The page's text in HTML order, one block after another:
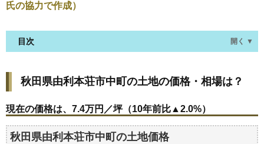
氏の協力で作成）
目次 開く ▼
現在の価格は、7.4万円／坪（10年前比▲2.0%）
価格を詳細に分析しよう
秋田県由利本荘市中町の土地の過去の売買事例
秋田県由利本荘市中町の土地の価格・相場は？
現在の価格は、7.4万円／坪（10年前比▲2.0%）
秋田県由利本荘市中町の土地価格